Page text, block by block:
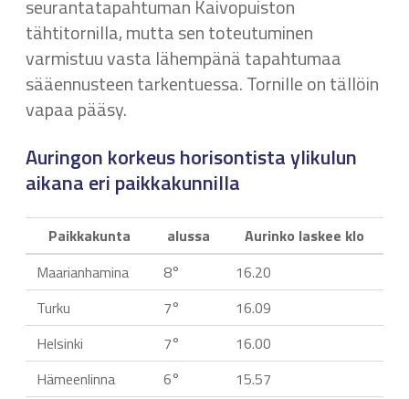
seurantatapahtuman Kaivopuiston
tähtitornilla, mutta sen toteutuminen
varmistuu vasta lähempänä tapahtumaa
sääennusteen tarkentuessa. Tornille on tällöin
vapaa pääsy.
Auringon korkeus horisontista ylikulun
aikana eri paikkakunnilla
Paikkakunta alussa
Aurinko laskee klo
Maarianhamina
8°
16.20
Turku
7°
16.09
Helsinki
7°
16.00
Hämeenlinna
6°
15.57